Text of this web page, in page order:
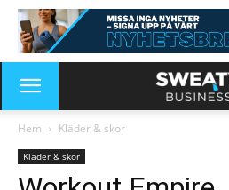
Hem Kläder & skor
Kläder & skor